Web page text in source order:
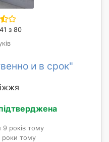
з 80
и в срок"
9 років тому
роки тому